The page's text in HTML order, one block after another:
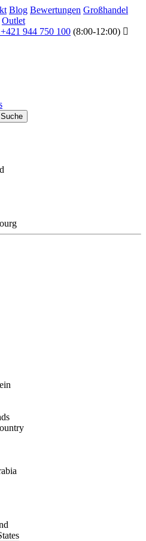
Blog Bewertungen Großhandel
Outlet
+421 944 750 100 (8:00-12:00)
Suche